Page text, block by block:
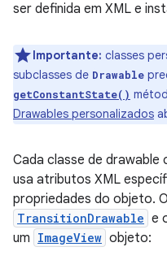
ser definida em XML e
Importante: classes
subclasses de Drawable
getConstantState()
Drawables personalizados
Cada classe de
usa atributos XML
propriedades do objeto.
TransitionDrawable e
um ImageView objeto: